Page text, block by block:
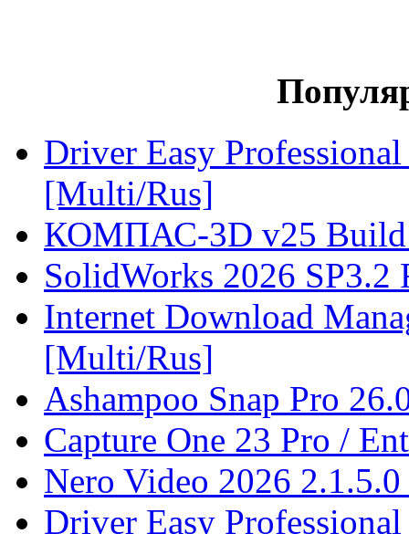
Driver Easy
[Multi/Rus]
КОМПАС-3D v25 Build
SolidWorks 2026
Internet Download
[Multi/Rus]
Ashampoo Snap Pro
Capture One 23 Pro /
Nero Video 2026
Driver Easy